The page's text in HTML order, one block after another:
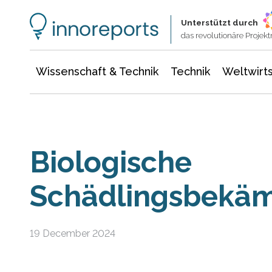
Unterstützt durch
das revolutionäre
Wissenschaft & Technik Technik
Biologische
19 December 2024